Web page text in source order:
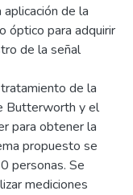
de la
óptico para adquirir
de la señal
de la
Butterworth y el
para obtener la
propuesto se
personas. Se
mediciones